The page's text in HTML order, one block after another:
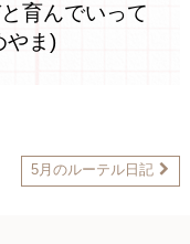
育んでいって
やま)
5月のルーテル日記